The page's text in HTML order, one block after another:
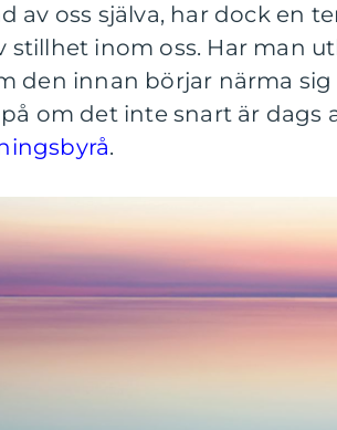
av oss själva, har dock en
stillhet inom oss. Har man
den innan börjar närma
om det inte snart är dags
.